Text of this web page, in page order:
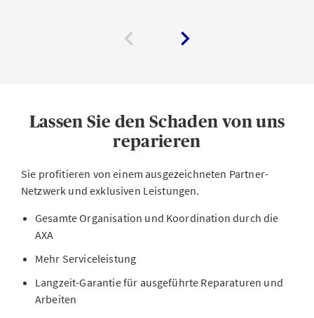
Lassen Sie den Schaden von uns
reparieren
Sie profitieren von einem ausgezeichneten Partner-
Netzwerk und exklusiven Leistungen.
Gesamte Organisation und Koordination durch die
AXA
Mehr Serviceleistung
Langzeit-Garantie für ausgeführte Reparaturen und
Arbeiten